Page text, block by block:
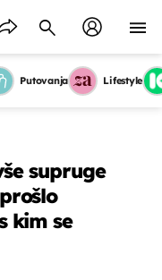
Putovanja Lifestyle
supruge
kim se